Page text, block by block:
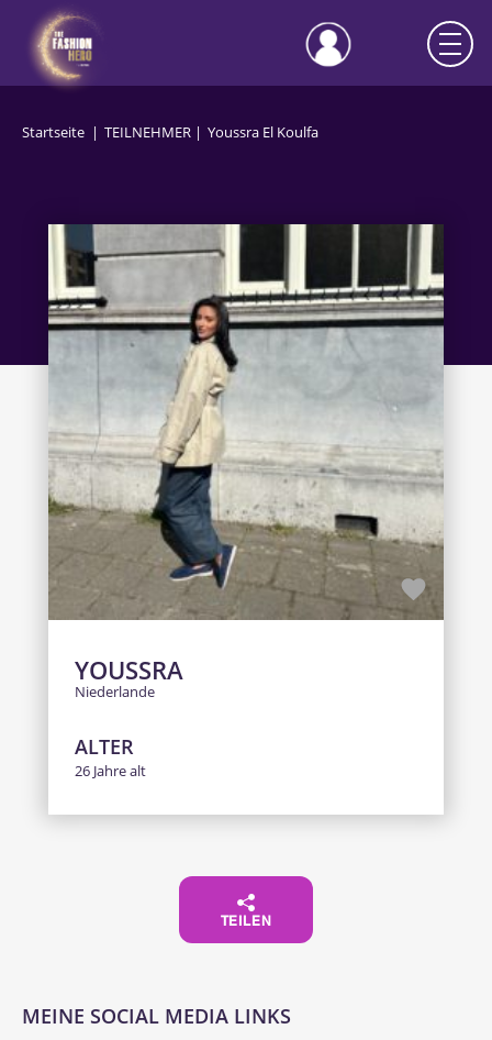
Startseite TEILNEHMER Youssra El Koulfa
YOUSSRA
Niederlande
ALTER
26 Jahre alt
TEILEN
MEINE SOCIAL MEDIA LINKS